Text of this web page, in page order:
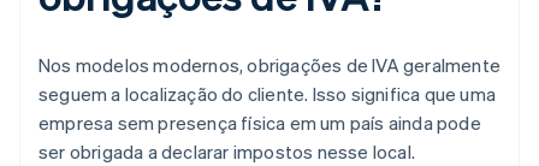
Nos modelos modernos, obrigações de IVA geralmente
seguem a localização do cliente. Isso significa que uma
empresa sem presença física em um país ainda pode
ser obrigada a declarar impostos nesse local.